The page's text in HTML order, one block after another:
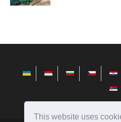
This website uses